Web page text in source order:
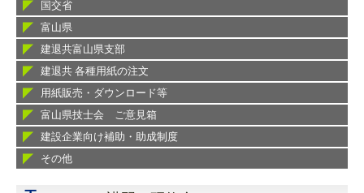
国交省
富山県
建退共富山県支部
建退共 各種用紙の注文
用紙販売・ダウンロード等
富山県技士会 ご意見箱
建設企業向け補助・助成制度
その他